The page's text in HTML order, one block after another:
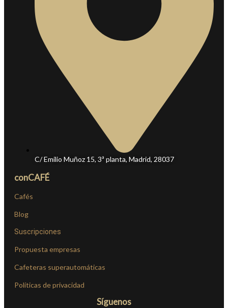
C/ Emilio Muñoz 15, 3ª planta, Madrid, 28037
conCAFÉ
Cafés
Blog
Suscripciones
Propuesta empresas
Cafeteras superautomáticas
Políticas de privacidad
Síguenos